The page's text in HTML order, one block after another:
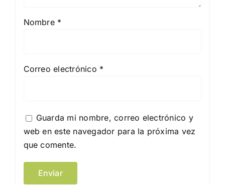
Nombre *
Correo electrónico *
Guarda mi nombre, correo electrónico y
web en este navegador para la próxima vez
que comente.